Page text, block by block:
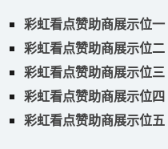
彩虹看点赞助商展示位一
彩虹看点赞助商展示位二
彩虹看点赞助商展示位三
彩虹看点赞助商展示位四
彩虹看点赞助商展示位五